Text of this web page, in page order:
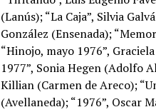
(Lanús); “La Caja”, Silvia
González (Ensenada);
“Hinojo, mayo 1976”,
1977”, Sonia Hegen (Adolfo
Killian (Carmen de Areco);
(Avellaneda); “1976”, Oscar